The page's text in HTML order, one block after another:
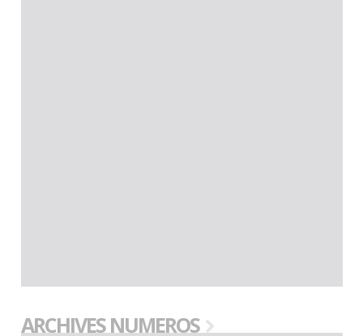
ARCHIVES NUMEROS